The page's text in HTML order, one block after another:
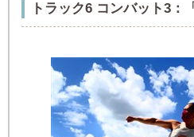
トラック6 コンバット3：